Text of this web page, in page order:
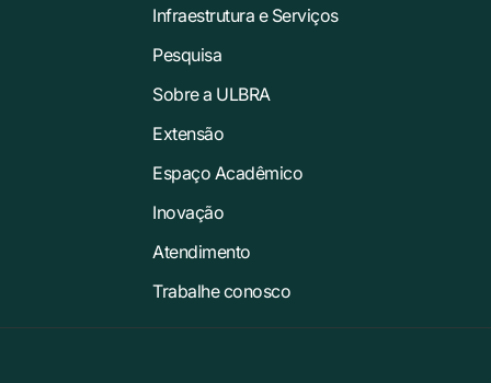
Infraestrutura e Serviços
Pesquisa
Sobre a ULBRA
Extensão
Espaço Acadêmico
Inovação
Atendimento
Trabalhe conosco